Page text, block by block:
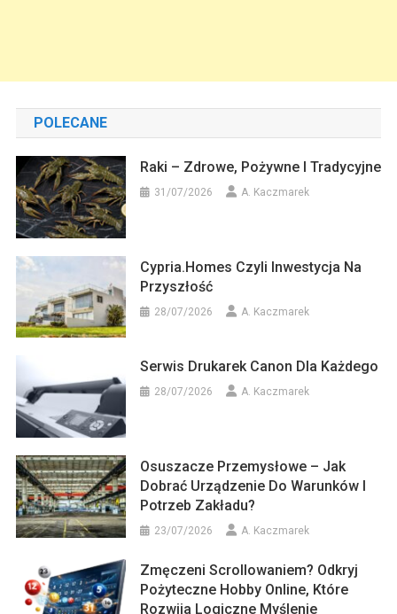
POLECANE
Raki – Zdrowe, Pożywne I Tradycyjne
31/07/2026 A. Kaczmarek
Cypria.homes Czyli Inwestycja Na
Przyszłość
28/07/2026 A. Kaczmarek
Serwis Drukarek Canon Dla Każdego
28/07/2026 A. Kaczmarek
Osuszacze Przemysłowe – Jak
Dobrać Urządzenie Do Warunków I
Potrzeb Zakładu?
23/07/2026 A. Kaczmarek
Zmęczeni Scrollowaniem? Odkryj
Pożyteczne Hobby Online, Które
Rozwija Logiczne Myślenie